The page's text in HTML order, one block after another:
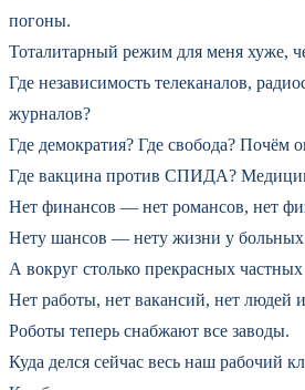
погоны.
Тоталитарный режим для меня хуже,
Где независимость телеканалов,
журналов?
Где демократия? Где свобода? Почём
Где вакцина против СПИДА?
Нет финансов — нет романсов, нет
Нету шансов — нету жизни у больных
А вокруг столько прекрасных
Нет работы, нет вакансий, нет людей
Роботы теперь снабжают все заводы.
Куда делся сейчас весь наш рабочий